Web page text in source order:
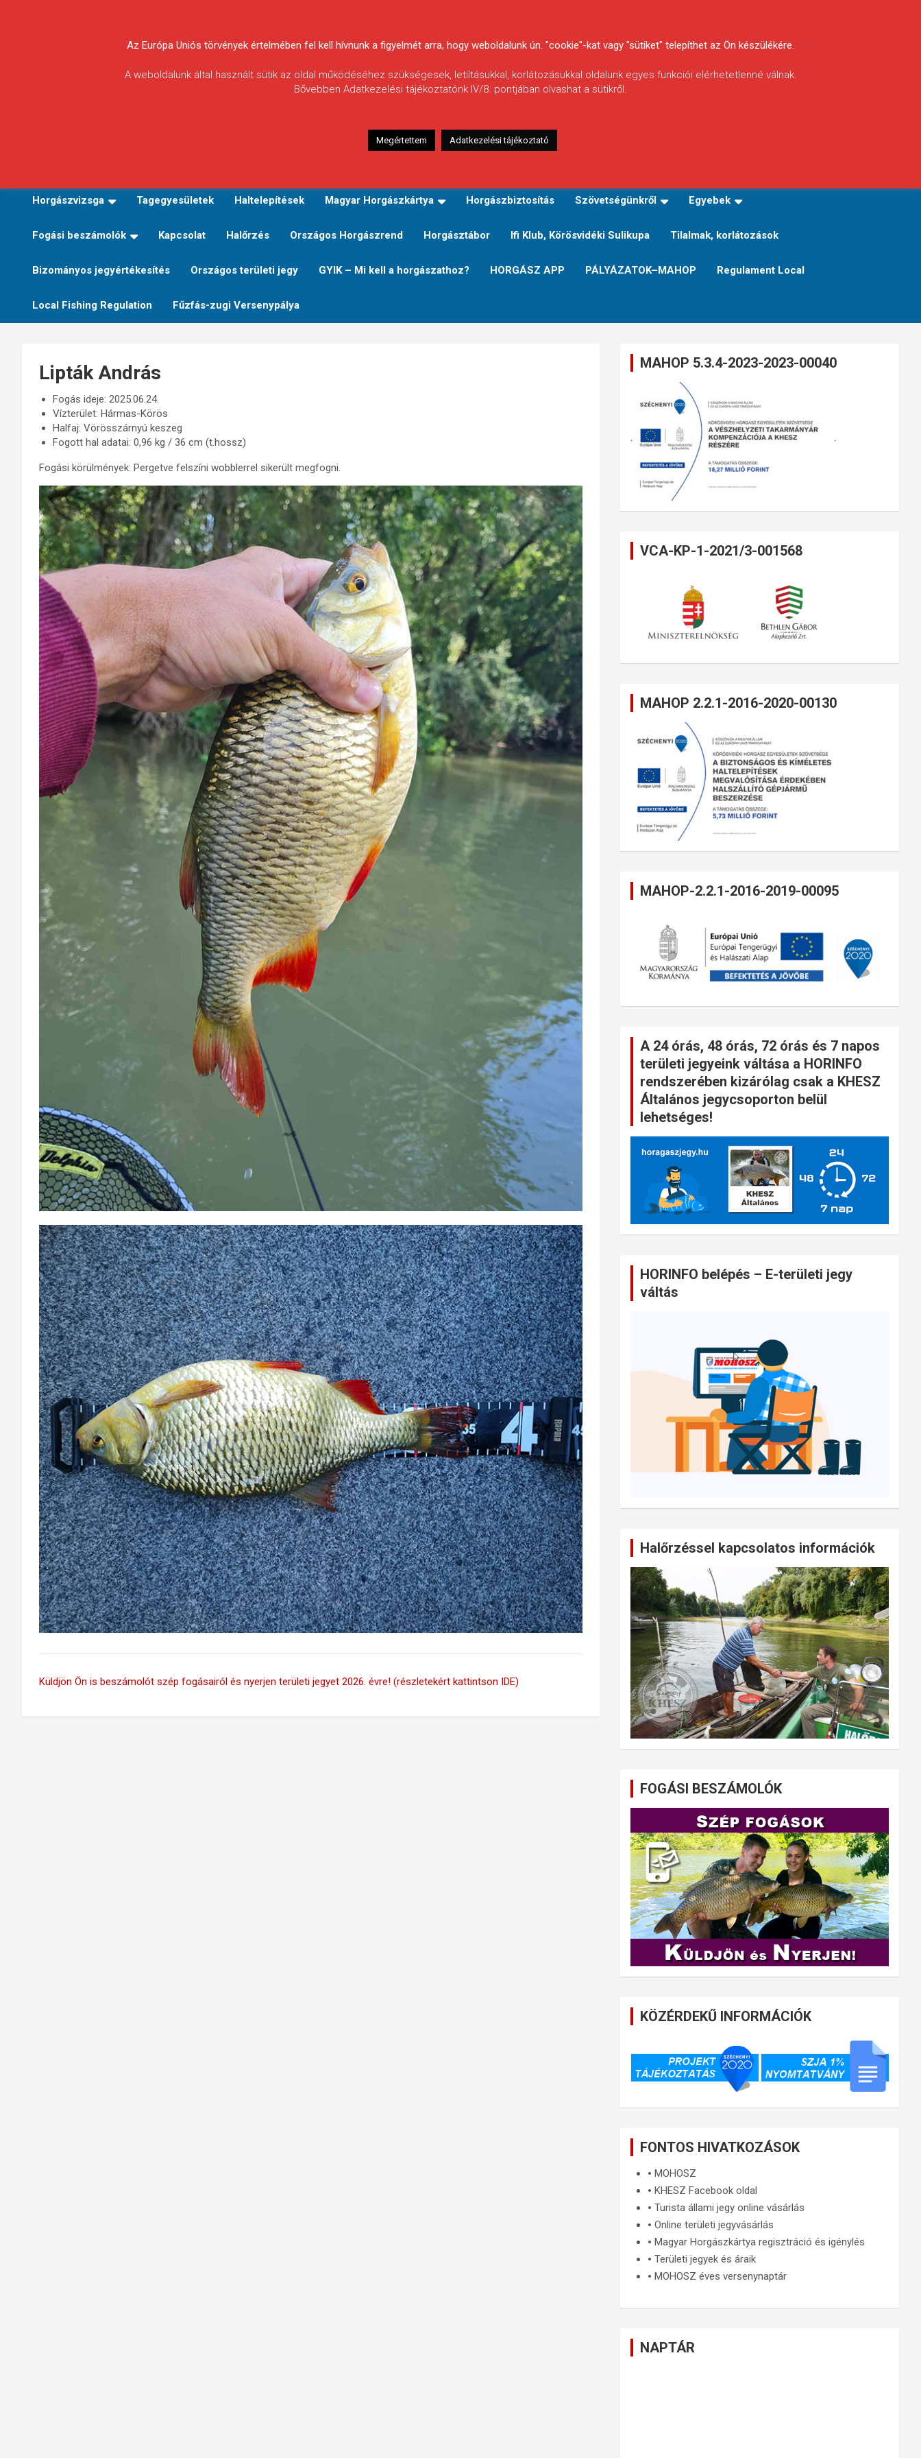
Körösvidéki Horgász
Egyesületek
Horgászvizsga Tagegyesületek Haltelepítések Magyar Horgászkártya Horgászbiztosítás Szövetségünkről Egyebek
Fogási beszámolók Kapcsolat Halőrzés Országos Horgászrend Horgásztábor Ifi Klub, Körösvidéki Sulikupa Tilalmak, korlátozások
Bizományos jegyértékesítés Országos területi jegy GYIK – Mi kell a horgászathoz? HORGÁSZ APP PÁLYÁZATOK–MAHOP Regulament Local
Local Fishing Regulation Fűzfás-zugi Versenypálya
Lipták András
Fogás ideje: 2025.06.24.
Vízterület: Hármas-Körös
Halfaj: Vörösszárnyú keszeg
Fogott hal adatai: 0,96 kg / 36 cm (t.hossz)
Fogási körülmények: Pergetve felszíni wobblerrel sikerült megfogni.
Küldjön Ön is beszámolót szép fogásairól és nyerjen területi jegyet 2026. évre! (részletekért kattintson IDE)
MAHOP 5.3.4-2023-2023-00040
VCA-KP-1-2021/3-001568
MAHOP 2.2.1-2016-2020-00130
MAHOP-2.2.1-2016-2019-00095
A 24 órás, 48 órás, 72 órás és 7 napos
területi jegyeink váltása a HORINFO
rendszerében kizárólag csak a KHESZ
Általános jegycsoporton belül
lehetséges!
HORINFO belépés – E-területi jegy
váltás
Halőrzéssel kapcsolatos információk
FOGÁSI BESZÁMOLÓK
KÖZÉRDEKŰ INFORMÁCIÓK
FONTOS HIVATKOZÁSOK
🞄MOHOSZ
🞄KHESZ Facebook oldal
🞄Turista állami jegy online vásárlás
🞄Online területi jegyvásárlás
🞄Magyar Horgászkártya regisztráció és igénylés
🞄Területi jegyek és áraik
🞄MOHOSZ éves versenynaptár
NAPTÁR
Az Európa Uniós törvények értelmében fel kell hívnunk a figyelmét arra, hogy weboldalunk ún. "cookie"-kat vagy "sütiket" telepíthet az Ön készülékére.
A weboldalunk által használt sütik az oldal működéséhez szükségesek, letiltásukkal, korlátozásukkal oldalunk egyes funkciói elérhetetlenné válnak.
Bővebben Adatkezelési tájékoztatónk IV/8. pontjában olvashat a sütikről.
Megértettem Adatkezelési tájékoztató